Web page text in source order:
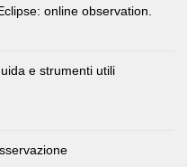
online observation.
e strumenti utili